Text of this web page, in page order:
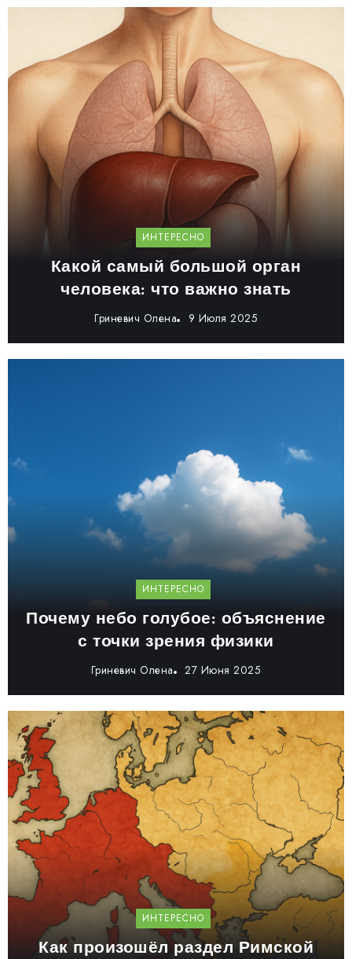
ИНТЕРЕСНО
Какой самый большой орган
человека: что важно знать
Гриневич Олена 9 Июля 2025
ИНТЕРЕСНО
Почему небо голубое: объяснение
с точки зрения физики
Гриневич Олена 27 Июня 2025
ИНТЕРЕСНО
Как произошёл раздел Римской